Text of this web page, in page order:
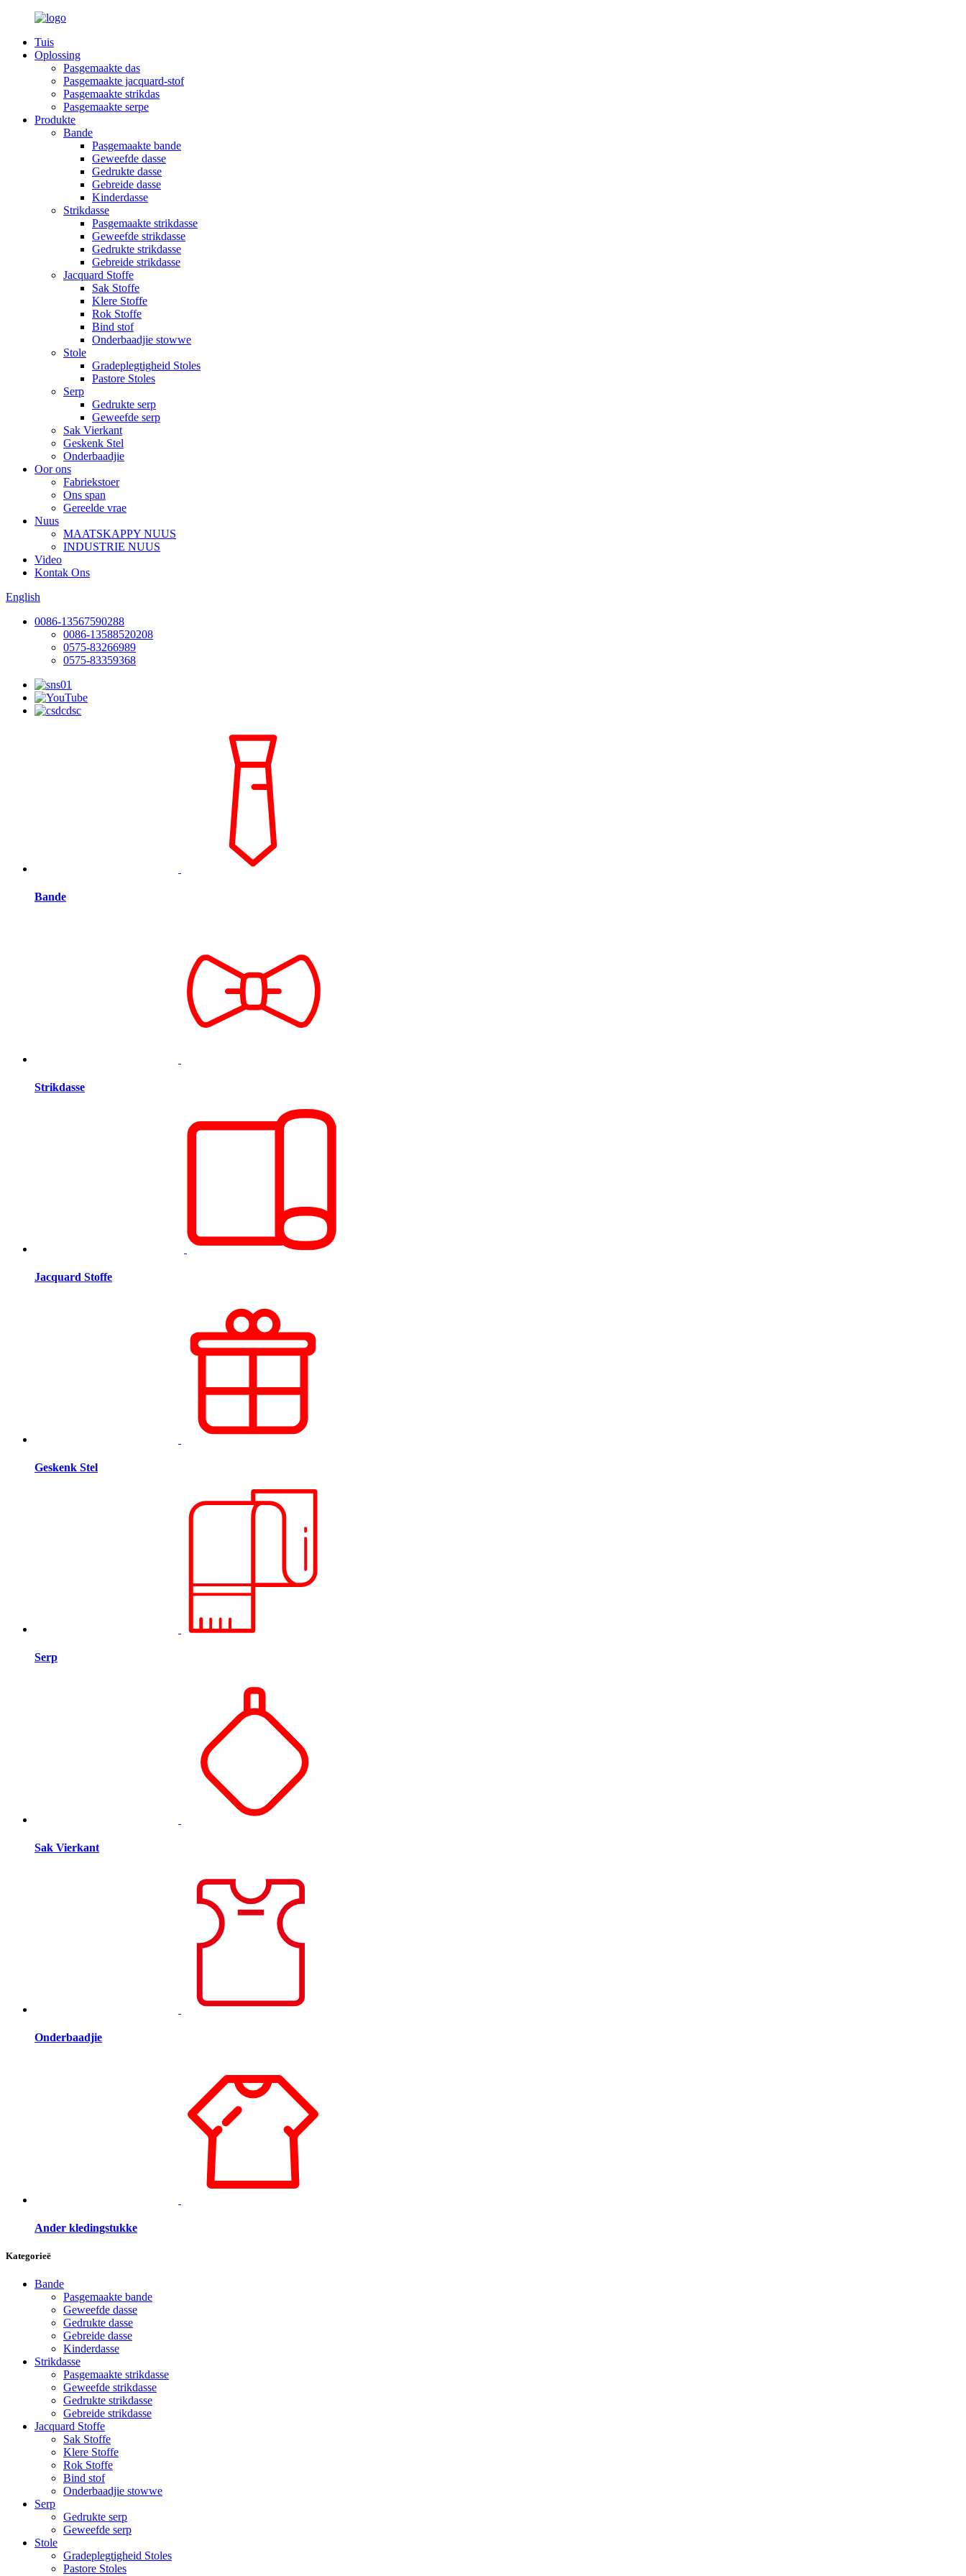
Tuis
Oplossing
Pasgemaakte das
Pasgemaakte jacquard-stof
Pasgemaakte strikdas
Pasgemaakte serpe
Produkte
Bande
Pasgemaakte bande
Geweefde dasse
Gedrukte dasse
Gebreide dasse
Kinderdasse
Strikdasse
Pasgemaakte strikdasse
Geweefde strikdasse
Gedrukte strikdasse
Gebreide strikdasse
Jacquard Stoffe
Sak Stoffe
Klere Stoffe
Rok Stoffe
Bind stof
Onderbaadjie stowwe
Stole
Gradeplegtigheid Stoles
Pastore Stoles
Serp
Gedrukte serp
Geweefde serp
Sak Vierkant
Geskenk Stel
Onderbaadjie
Oor ons
Fabriekstoer
Ons span
Gereelde vrae
Nuus
MAATSKAPPY NUUS
INDUSTRIE NUUS
Video
Kontak Ons
English
0086-13567590288
0086-13588520208
0575-83266989
0575-83359368
Bande
Strikdasse
Jacquard Stoffe
Geskenk Stel
Serp
Sak Vierkant
Onderbaadjie
Ander kledingstukke
Kategorieë
Bande
Pasgemaakte bande
Geweefde dasse
Gedrukte dasse
Gebreide dasse
Kinderdasse
Strikdasse
Pasgemaakte strikdasse
Geweefde strikdasse
Gedrukte strikdasse
Gebreide strikdasse
Jacquard Stoffe
Sak Stoffe
Klere Stoffe
Rok Stoffe
Bind stof
Onderbaadjie stowwe
Serp
Gedrukte serp
Geweefde serp
Stole
Gradeplegtigheid Stoles
Pastore Stoles